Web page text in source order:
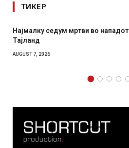
ТИКЕР
СОЗИС: Украинците повеќе им
отколку на Зеленски
AUGUST 7, 2026